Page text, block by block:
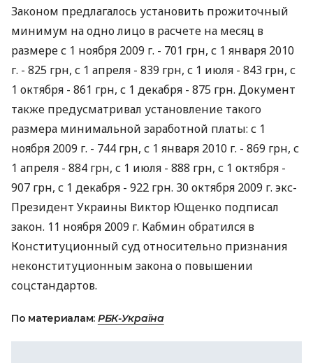
Законом предлагалось установить прожиточный
минимум на одно лицо в расчете на месяц в
размере с 1 ноября 2009 г. - 701 грн, с 1 января 2010
г. - 825 грн, с 1 апреля - 839 грн, с 1 июля - 843 грн, с
1 октября - 861 грн, с 1 декабря - 875 грн. Документ
также предусматривал установление такого
размера минимальной заработной платы: с 1
ноября 2009 г. - 744 грн, с 1 января 2010 г. - 869 грн, с
1 апреля - 884 грн, с 1 июля - 888 грн, с 1 октября -
907 грн, с 1 декабря - 922 грн. 30 октября 2009 г. экс-
Президент Украины Виктор Ющенко подписал
закон. 11 ноября 2009 г. Кабмин обратился в
Конституционный суд относительно признания
неконституционным закона о повышении
соцстандартов.
По материалам: РБК-Україна